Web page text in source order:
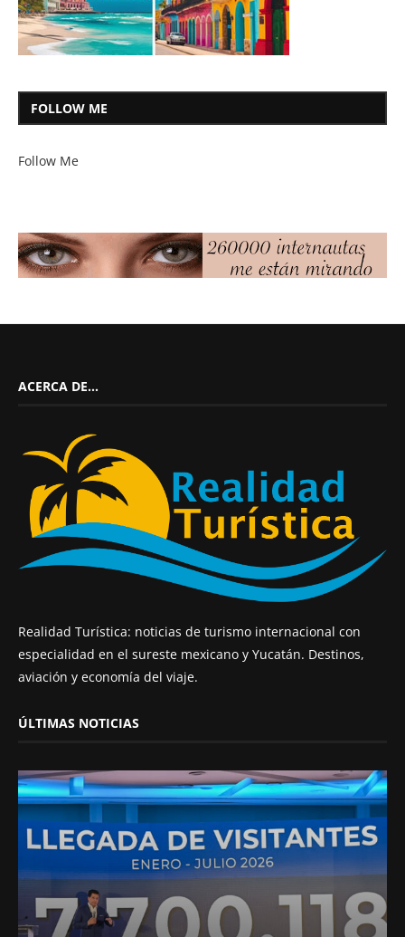
FOLLOW ME
Follow Me
ACERCA DE…
Realidad Turística: noticias de turismo internacional con
especialidad en el sureste mexicano y Yucatán. Destinos,
aviación y economía del viaje.
ÚLTIMAS NOTICIAS